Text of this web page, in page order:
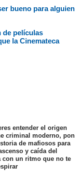
bueno para alguien
de películas
la Cinemateca
entender el origen
criminal moderno, pon
de mafiosos para
y caída del
con un ritmo que no te